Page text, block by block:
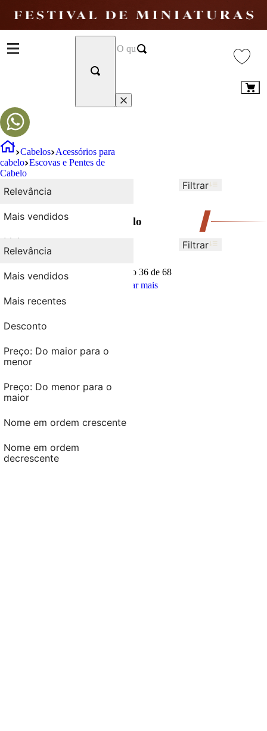
Cabelos Acessórios para
cabelo Escovas e Pentes de
Cabelo
Ordenar por
Relevância
Mais vendidos
Mais recentes
menor
Preço: Do menor para o
Nome em ordem crescente
Nome em ordem
decrescente
Filtrar
68Produtos
Escovas e Pentes de Cabelo
Ordenar por
Relevância
Mais vendidos
Mais recentes
Desconto
Preço: Do maior para o
menor
Preço: Do menor para o
maior
Nome em ordem crescente
Nome em ordem
decrescente
Filtrar
Mostrando 36 de 68
Mostrar mais